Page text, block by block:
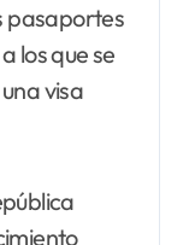
pasaportes
los que se
visa